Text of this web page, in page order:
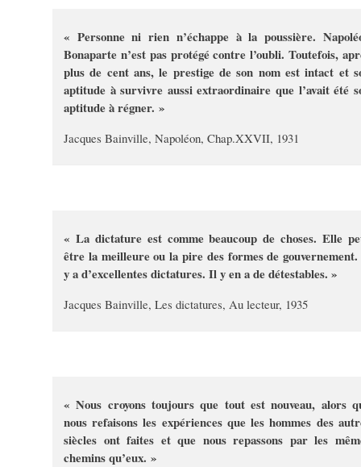
« Personne ni rien n’échappe à la poussière.
Bonaparte n’est pas protégé contre l’oubli. Toutefois,
plus de cent ans, le prestige de son nom est intact et
aptitude à survivre aussi extraordinaire que l’avait été
aptitude à régner. »
Jacques Bainville, Napoléon, Chap.XXVII, 1931
« La dictature est comme beaucoup de choses. Elle
être la meilleure ou la pire des formes de
y a d’excellentes dictatures. Il y en a de détestables. »
Jacques Bainville, Les dictatures, Au lecteur, 1935
« Nous croyons toujours que tout est nouveau, alors
nous refaisons les expériences que les hommes des
siècles ont faites et que nous repassons par les
chemins qu’eux. »